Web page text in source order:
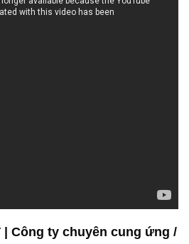
| Công ty chuyên cung ứng /